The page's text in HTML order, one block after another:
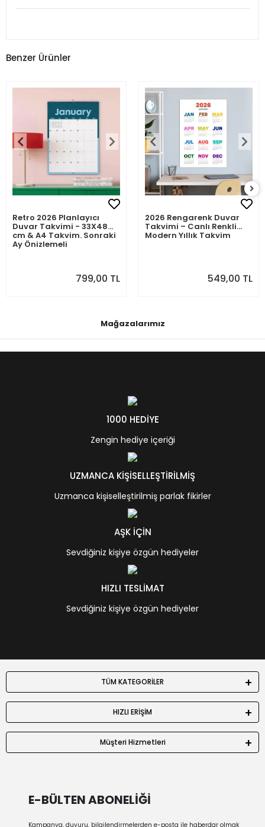
Benzer Ürünler
Retro 2026 Planlayıcı
Duvar Takvimi - 33X48
cm & A4 Takvim. Sonraki
Ay Önizlemeli
799,00 TL
2026 Rengarenk Duvar
Takvimi – Canlı Renkli
Modern Yıllık Takvim
549,00 TL
Mağazalarımız
1000 HEDİYE
Zengin hediye içeriği
UZMANCA KİŞİSELLEŞTİRİLMİŞ
Uzmanca kişiselleştirilmiş parlak fikirler
AŞK İÇİN
Sevdiğiniz kişiye özgün hediyeler
HIZLI TESLİMAT
Sevdiğiniz kişiye özgün hediyeler
TÜM KATEGORİLER
HIZLI ERİŞİM
Müşteri Hizmetleri
E-BÜLTEN ABONELİĞİ
Kampanya, duyuru, bilgilendirmelerden e-posta ile haberdar olmak